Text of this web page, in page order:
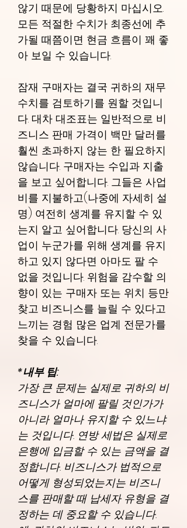
않기 때문에 당황하지 마십시오.
모든 적절한 수치가 최종선에 추
가될 때쯤이면 현금 흐름이 꽤 좋
아 보일 수 있습니다.
잠재 구매자는 결국 귀하의 재무
수치를 검토하기를 원할 것입니
다. 대차 대조표는 일반적으로 비
즈니스 판매 가격이 백만 달러를
훨씬 초과하지 않는 한 필요하지
않습니다. 구매자는 수입과 지출
을 보고 싶어합니다. 그들은 사업
비를 지불하고(나중에 자세히 설
명) 여전히 생계를 유지할 수 있
는지 알고 싶어합니다. 당신의 사
업이 누군가를 위해 생계를 유지
하고 있지 않다면 아마도 팔 수
없을 것입니다. 위험을 감수할 의
향이 있는 구매자 또는 위치 등만
찾고 비즈니스를 늘릴 수 있다고
느끼는 경험 많은 업계 전문가를
찾을 수 있습니다.
*내부 팁:
가장 큰 문제는 실제로 귀하의 비
즈니스가 얼마에 팔릴 것인가가
아니라 얼마나 유지할 수 있느냐
는 것입니다. 연방 세법은 실제로
은행에 입금할 수 있는 금액을 결
정합니다. 비즈니스가 법적으로
어떻게 형성되었는지는 비즈니
스를 판매할 때 납세자 유형을 결
정하는 데 중요할 수 있습니다.